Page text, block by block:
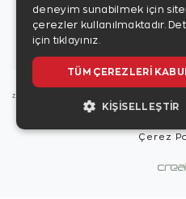
Copyright © 2026,
Zen Diamond
Turquality Destek
Çerez
deneyim sunabilmek için
çerezler kullanılmaktadır.
için tıklayınız.
TÜM ÇEREZLERI
KIŞISELLEŞTIR